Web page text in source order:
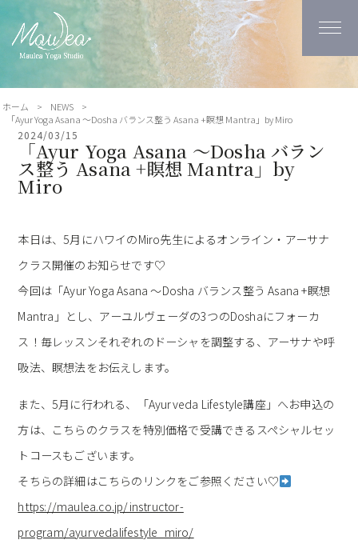
ホーム > NEWS
>
「Ayur Yoga Asana ～Dosha バランス整う Asana +瞑想 Mantra」by Miro
2024/03/15
「Ayur Yoga Asana ～Dosha バラン
ス整う Asana +瞑想 Mantra」by
Miro
本日は、5月にハワイのMiro先生によるオンライン・アーサナ
クラス開催のお知らせです♡
今回は「Ayur Yoga Asana ～Dosha バランス整う Asana +瞑想
Mantra」とし、アーユルヴェーダの3つのDoshaにフォーカ
ス！毎レッスンそれぞれのドーシャを調整する、アーサナや呼
吸法、瞑想法をお伝えします。
また、5月に行われる、「Ayurveda Lifestyle講座」へお申込の
方は、こちらのクラスを特別価格で受講できるスペシャルセッ
トコースもございます。
そちらの詳細はこちらのリンクをご参照ください♡
https://maulea.co.jp/instructor-
program/ayurvedalifestyle_miro/